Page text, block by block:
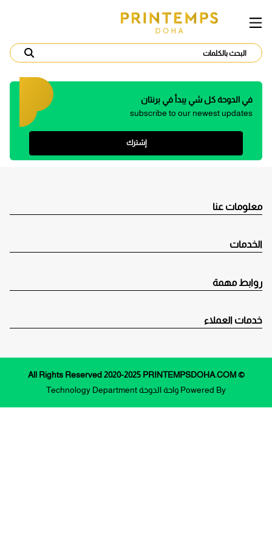
في الدوحة كل شي يبدأ في برنتان
subscribe to our newest updates
إشترك
معلومات عنا
الخدمات
روابط مهمة
خدمات العملاء
© All Rights Reserved 2020-2025 PRINTEMPSDOHA.COM
Powered By واحة الدوحة